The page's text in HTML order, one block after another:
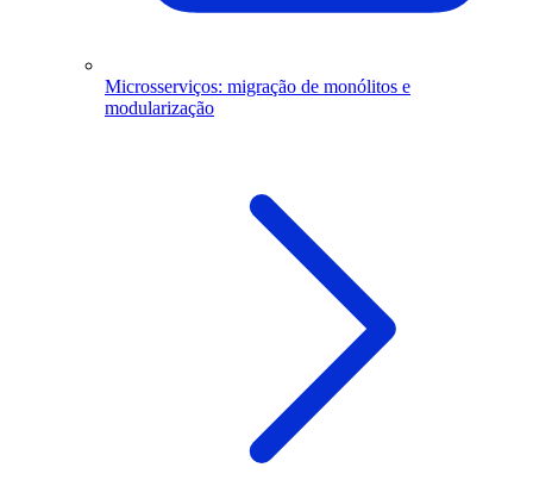
Microsserviços: migração de monólitos e
modularização